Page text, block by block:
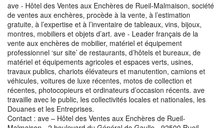
ave - Hôtel des Ventes aux Enchères de Rueil-Malmaison, société
de ventes aux enchères, procède à la vente, à l’estimation
gratuite, à l’expertise et à l’inventaire de tableaux, vins, bijoux,
montres, mobiliers et objets d’art. ave - Leader français de la
vente aux enchères de mobilier, matériel et équipement
professionnel ‘sur site’ de restaurants, d’hôtels et bureaux, de
matériel et équipements agricoles et espaces verts, usines,
travaux publics, chariots élévateurs et manutention, camions et
véhicules, voitures de luxe récentes, motos de collection et
récentes, photocopieurs et ordinateurs d’occasion récents. ave
travaille avec le public, les collectivités locales et nationales, les
Douanes et les Entreprises.
Contact : ave – Hôtel des Ventes aux Enchères de Rueil-